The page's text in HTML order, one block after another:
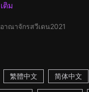
ติม
าณาจักรสวีเดน2021
繁體中文 简体中文